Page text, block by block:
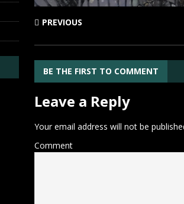
PREVIOUS
BE THE FIRST TO COMMENT
Leave a Reply
Your email address will not be
Comment